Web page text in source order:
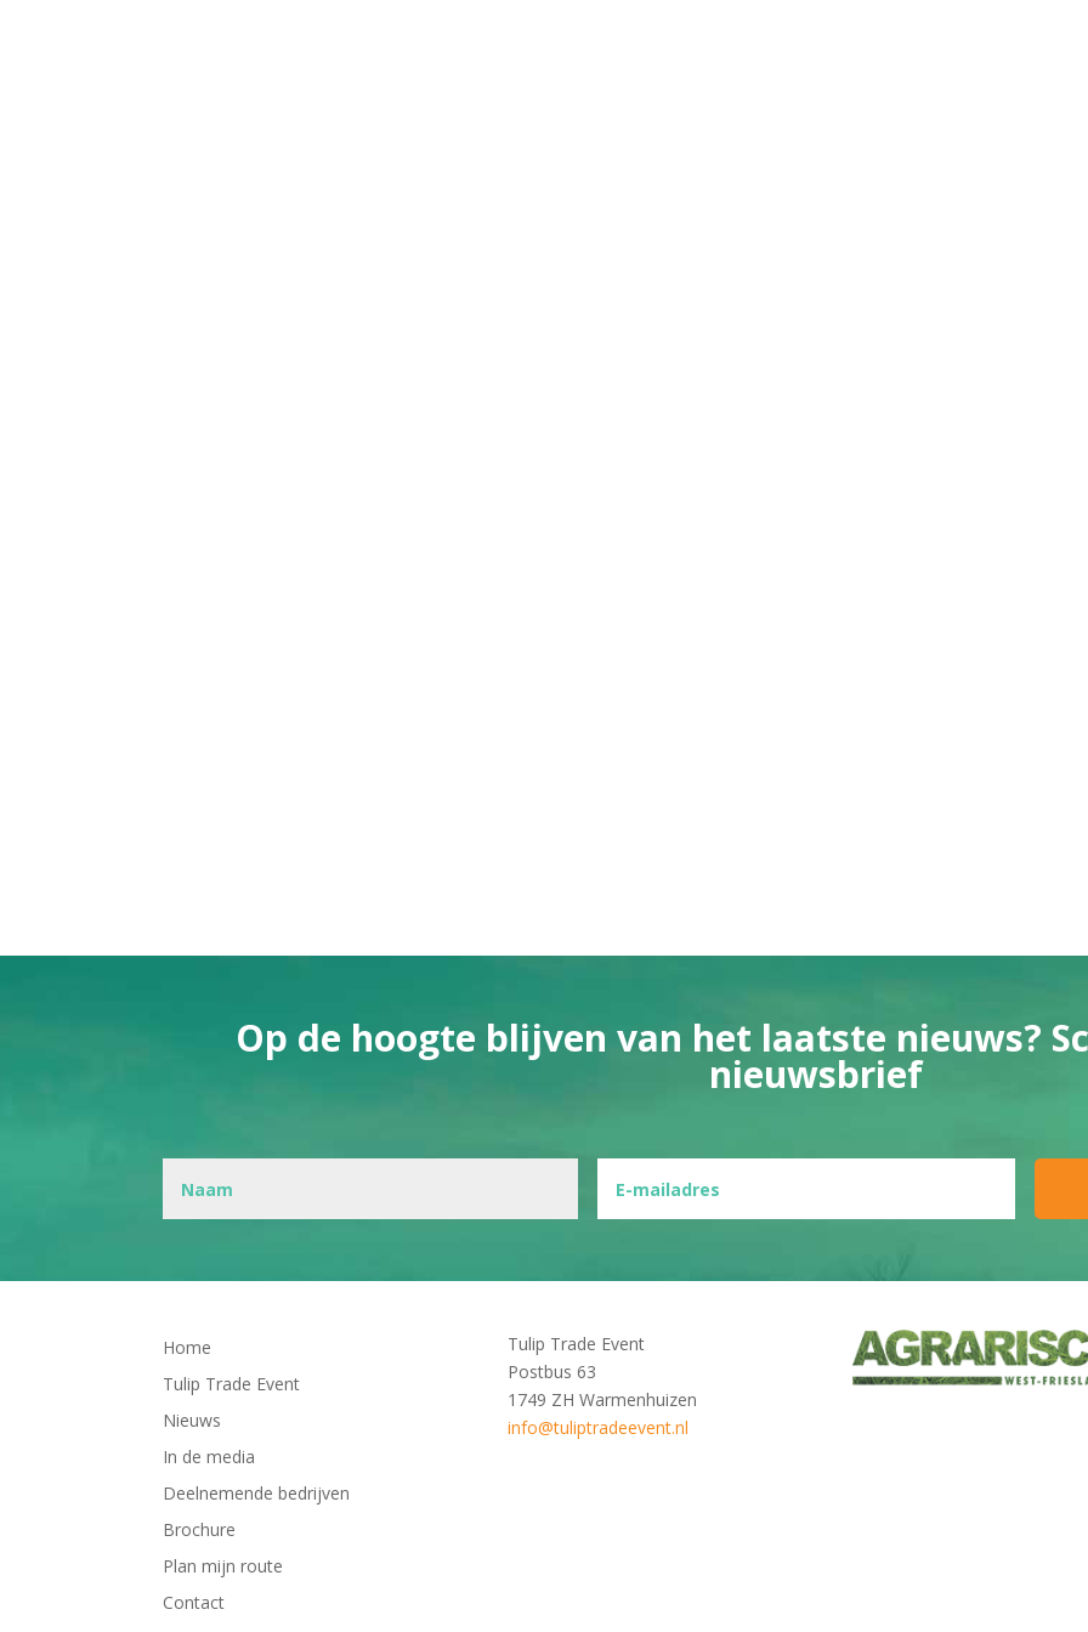
Op de hoogte blijven van het laatste nieuws?
nieuwsbrief
Home
Tulip Trade Event
Nieuws
In de media
Deelnemende bedrijven
Brochure
Plan mijn route
Contact
Tulip Trade Event
Postbus 63
1749 ZH Warmenhuizen
info@tuliptradeevent.nl